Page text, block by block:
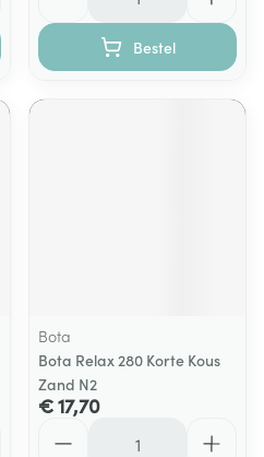
Bestel
Bota
Bota Relax 280 Korte Kous
Zand N2
€ 17,70